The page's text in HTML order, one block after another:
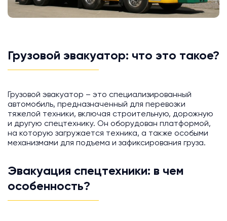
Грузовой эвакуатор: что это такое?
Грузовой эвакуатор – это специализированный
автомобиль, предназначенный для перевозки
тяжелой техники, включая строительную, дорожную
и другую спецтехнику. Он оборудован платформой,
на которую загружается техника, а также особыми
механизмами для подъема и зафиксирования груза.
Эвакуация спецтехники: в чем
особенность?